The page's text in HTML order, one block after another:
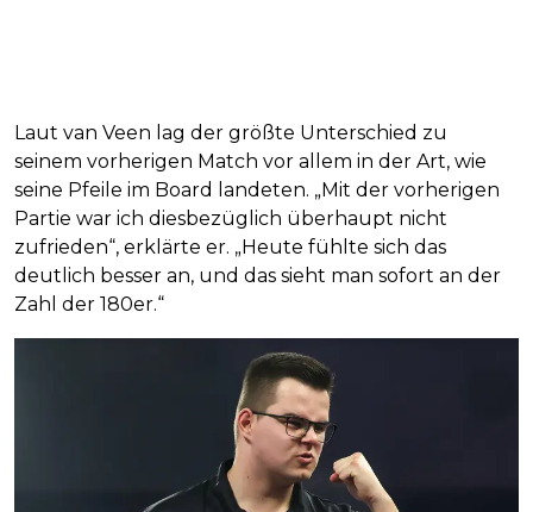
Laut van Veen lag der größte Unterschied zu
seinem vorherigen Match vor allem in der Art, wie
seine Pfeile im Board landeten. „Mit der vorherigen
Partie war ich diesbezüglich überhaupt nicht
zufrieden“, erklärte er. „Heute fühlte sich das
deutlich besser an, und das sieht man sofort an der
Zahl der 180er.“